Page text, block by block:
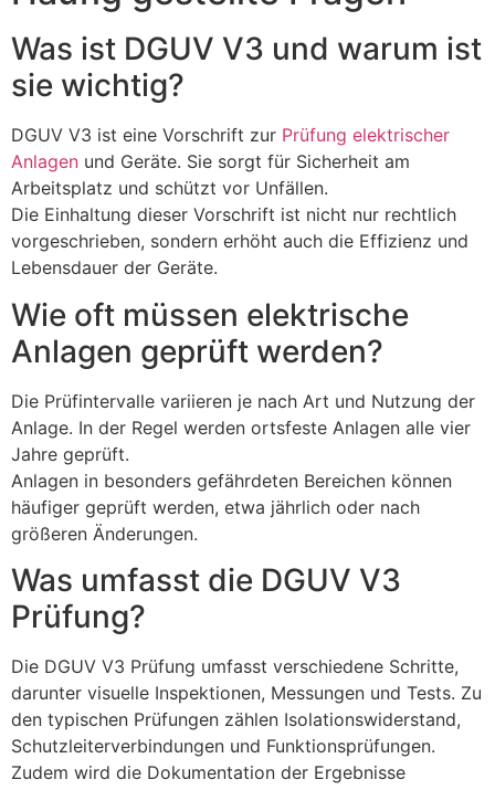
Was ist DGUV V3 und warum ist
sie wichtig?
DGUV V3 ist eine Vorschrift zur Prüfung elektrischer
Anlagen und Geräte. Sie sorgt für Sicherheit am
Arbeitsplatz und schützt vor Unfällen.
Die Einhaltung dieser Vorschrift ist nicht nur rechtlich
vorgeschrieben, sondern erhöht auch die Effizienz und
Lebensdauer der Geräte.
Wie oft müssen elektrische
Anlagen geprüft werden?
Die Prüfintervalle variieren je nach Art und Nutzung der
Anlage. In der Regel werden ortsfeste Anlagen alle vier
Jahre geprüft.
Anlagen in besonders gefährdeten Bereichen können
häufiger geprüft werden, etwa jährlich oder nach
größeren Änderungen.
Was umfasst die DGUV V3
Prüfung?
Die DGUV V3 Prüfung umfasst verschiedene Schritte,
darunter visuelle Inspektionen, Messungen und Tests. Zu
den typischen Prüfungen zählen Isolationswiderstand,
Schutzleiterverbindungen und Funktionsprüfungen.
Zudem wird die Dokumentation der Ergebnisse